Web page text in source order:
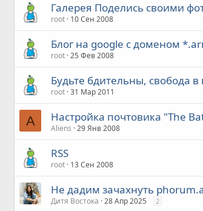
Галерея Поделись своими
root 10 Сен 2008
Блог на google с доменом
root 25 Фев 2008
Будьте бдительны, свобода
root 31 Мар 2011
A Настройка почтовика "The
Aliens 29 Янв 2008
RSS
root 13 Сен 2008
Не дадим зачахнуть
Дитя Востока 28 Апр 2025 2